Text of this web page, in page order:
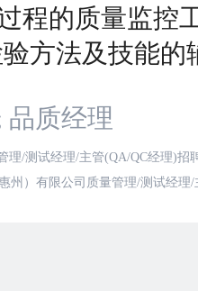
程的质量监控
方法及技能的
品质经理
理/测试经理/主管(QA/QC经理)招
州）有限公司质量管理/测试经理